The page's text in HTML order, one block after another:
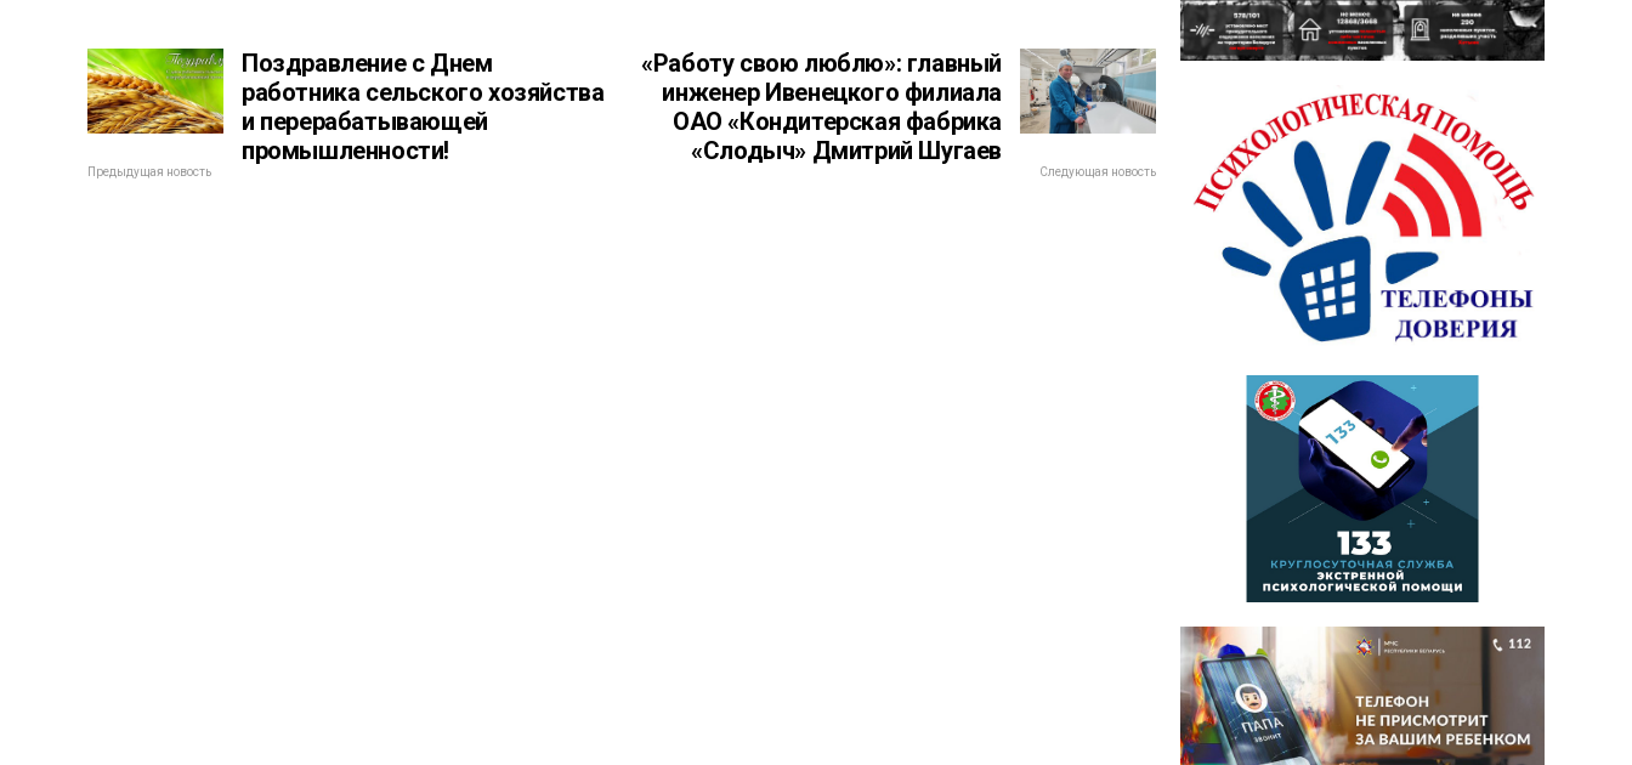
Поздравление с Днем
работника сельского хозяйства
и перерабатывающей
промышленности!
Предыдущая новость
«Работу свою люблю»: главный
инженер Ивенецкого филиала
ОАО «Кондитерская фабрика
«Слодыч» Дмитрий Шугаев
Следующая новость